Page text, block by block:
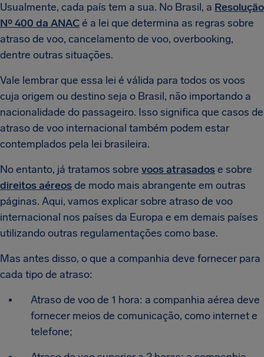
Usualmente, cada país tem a sua. No Brasil, a Resolução
Nº 400 da ANACé a lei que determina as regras sobre
atraso de voo, cancelamento de voo, overbooking,
dentre outras situações.
Vale lembrar que essa lei é válida para todos os voos
cuja origem ou destino seja o Brasil, não importando a
nacionalidade do passageiro. Isso significa que casos de
atraso de voo internacional também podem estar
contemplados pela lei brasileira.
No entanto, já tratamos sobre voos atrasadose sobre
direitos aéreosde modo mais abrangente em outras
páginas. Aqui, vamos explicar sobre atraso de voo
internacional nos países da Europa e em demais países
utilizando outras regulamentações como base.
Mas antes disso, o que a companhia deve fornecer para
cada tipo de atraso:
Atraso de voo de 1 hora: a companhia aérea deve
fornecer meios de comunicação, como internet e
telefone;